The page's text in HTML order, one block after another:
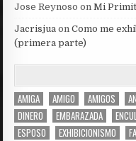
Jose Reynoso onMi
Jacrisjua onComo me
(primera parte)
AMIGA AMIGO AMIGOS
DINERO
EMBARAZADA
ESPOSO
EXHIBICIONISMO